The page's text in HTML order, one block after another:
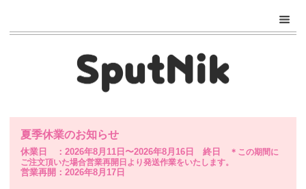
夏季休業のお知らせ
休業日 ：2026年8月11日〜2026年8月16日 終日
＊この期間に
ご注文頂いた場合営業再開日より発送作業をいたします。
営業再開：2026年8月17日